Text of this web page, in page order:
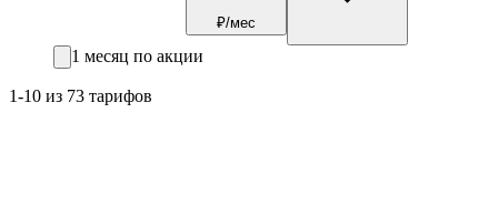
₽/мес
1 месяц по акции
1-10 из 73 тарифов